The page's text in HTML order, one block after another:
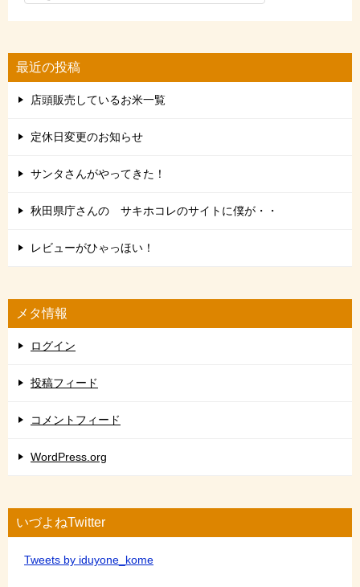
最近の投稿
店頭販売しているお米一覧
定休日変更のお知らせ
サンタさんがやってきた！
秋田県庁さんの サキホコレのサイトに僕が・・
レビューがひゃっほい！
メタ情報
ログイン
投稿フィード
コメントフィード
WordPress.org
いづよねTwitter
Tweets by iduyone_kome